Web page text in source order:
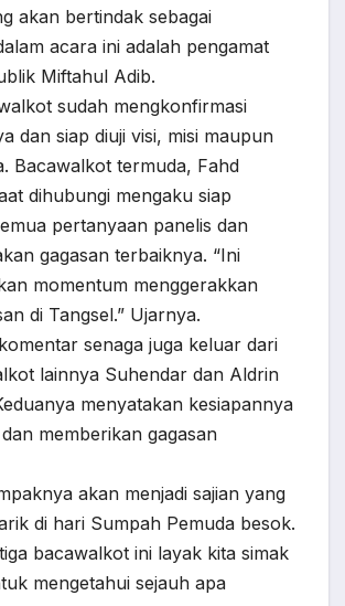
akan bertindak sebagai
acara ini adalah pengamat
Miftahul Adib.
sudah mengkonfirmasi
dan siap diuji visi, misi maupun
Bacawalkot termuda, Fahd
dihubungi mengaku siap
pertanyaan panelis dan
gagasan terbaiknya. “Ini
momentum menggerakkan
di Tangsel.” Ujarnya.
senaga juga keluar dari
lainnya Suhendar dan Aldrin
menyatakan kesiapannya
memberikan gagasan
akan menjadi sajian yang
di hari Sumpah Pemuda besok.
bacawalkot ini layak kita simak
mengetahui sejauh apa